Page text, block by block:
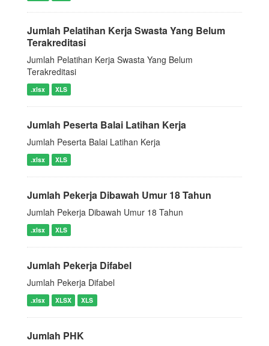
Jumlah Pelatihan Kerja Swasta Yang Belum
Terakreditasi
Jumlah Pelatihan Kerja Swasta Yang Belum
Terakreditasi
.xlsx XLS
Jumlah Peserta Balai Latihan Kerja
Jumlah Peserta Balai Latihan Kerja
.xlsx XLS
Jumlah Pekerja Dibawah Umur 18 Tahun
Jumlah Pekerja Dibawah Umur 18 Tahun
.xlsx XLS
Jumlah Pekerja Difabel
Jumlah Pekerja Difabel
.xlsx XLSX XLS
Jumlah PHK